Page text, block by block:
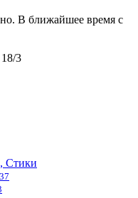
В ближайшее время с
3
Стики